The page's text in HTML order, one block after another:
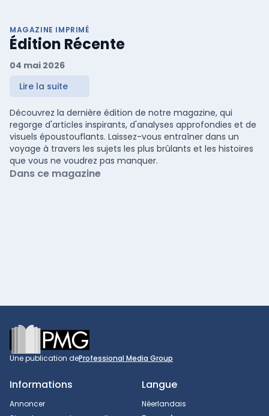
MAGAZINE IMPRIMÉ
Édition Récente
04 mai 2026
Lire la suite
Découvrez la dernière édition de notre magazine, qui
regorge d'articles inspirants, d'analyses approfondies et de
visuels époustouflants. Laissez-vous entraîner dans un
voyage à travers les sujets les plus brûlants et les histoires
que vous ne voudrez pas manquer.
Dans ce magazine
Footer
Une publication deProfessional Media Group
Informations
Annoncer
Langue
Néerlandais